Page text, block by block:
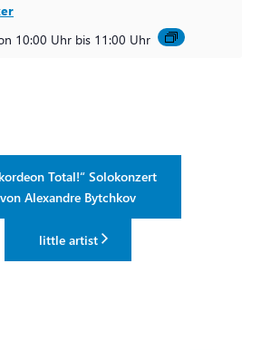
10:00 Uhr bis 11:00 Uhr
Total!“ Solokonzert
von Alexandre Bytchkov
little artist